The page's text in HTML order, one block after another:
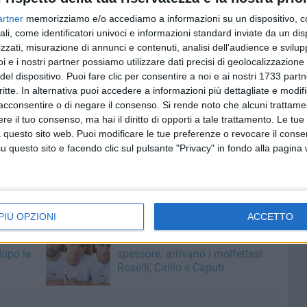
memorizziamo e/o accediamo a informazioni su un dispositivo,
come identificatori univoci e informazioni standard inviate da un
misurazione di annunci e contenuti, analisi dell'audience e
e i nostri partner possiamo utilizzare dati precisi di
dispositivo. Puoi fare clic per consentire a noi e ai nostri 1733
In alternativa puoi accedere a informazioni più dettagliate e
o di negare il consenso. Si rende noto che alcuni
il tuo consenso, ma hai il diritto di opporti a tale trattamento. Le
sito web. Puoi modificare le tue preferenze o revocare il
questo sito e facendo clic sul pulsante "Privacy" in fondo alla pagina
OPZIONI ACCETTO
il libro evidenzia la correlazione tra i colpi di testa
in quanto le ricerche hanno dimostrato che
oltre ai traumi acuti, causa danni strutturali e
con un rischio maggiore di encefalopatia
pubblico con il Dott. Giacomo Losavio, che sarà
è estremamente interessante: un incontro che gli
dirigenti e allenatori, non dovrebbero assolutamente
le
7 AGOSTO 2026
Molfetta Calcio, tre innesti di
spessore: arrivano i molfettesi
Roselli, Cirillo e Caputi